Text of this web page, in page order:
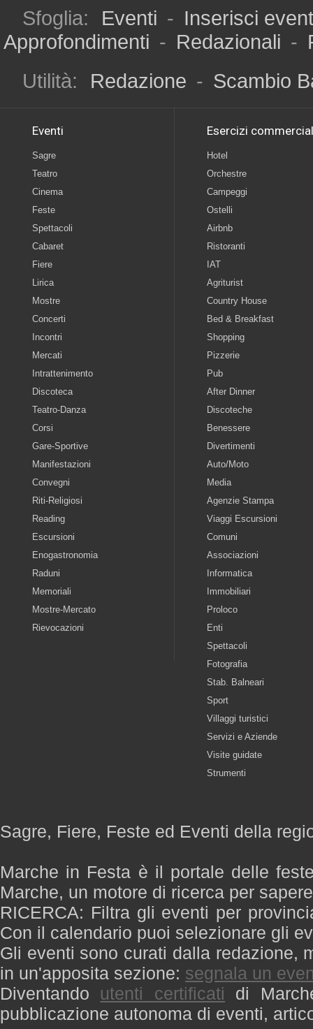
Sfoglia: Eventi - Inserisci
Approfondimenti - Redazionali -
Utilità:
Redazione - Scambio
Eventi
Sagre
Teatro
Cinema
Feste
Spettacoli
Cabaret
Fiere
Lirica
Mostre
Concerti
Incontri
Mercati
Intrattenimento
Discoteca
Teatro-Danza
Corsi
Gare-Sportive
Manifestazioni
Convegni
Riti-Religiosi
Reading
Escursioni
Enogastronomia
Raduni
Memoriali
Mostre-Mercato
Rievocazioni
Esercizi
Hotel
Orchestre
Campeggi
Ostelli
Airbnb
Ristoranti
IAT
Agriturist
Country House
Bed & Breakfast
Shopping
Pizzerie
Pub
After Dinner
Discoteche
Benessere
Divertimenti
Auto/Moto
Media
Agenzie Stampa
Viaggi Escursioni
Comuni
Associazioni
Informatica
Immobiliari
Proloco
Enti
Spettacoli
Fotografia
Stab. Balneari
Sport
Villaggi turistici
Servizi e Aziende
Visite guidate
Strumenti
Sagre, Fiere, Feste ed Eventi della
Marche in Festa è il portale delle
Marche, un motore di ricerca per
RICERCA: Filtra gli eventi per
Con il calendario puoi selezionare gli
Gli eventi sono curati dalla redazione,
in un'apposita sezione: segnala un
Diventando utenti certificati di
pubblicazione autonoma di eventi,